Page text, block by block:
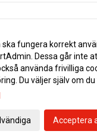
Gå till Webbversion
ska fungera korrekt
Dessa går inte
använda frivilliga
Du väljer själv om du
Acceptera